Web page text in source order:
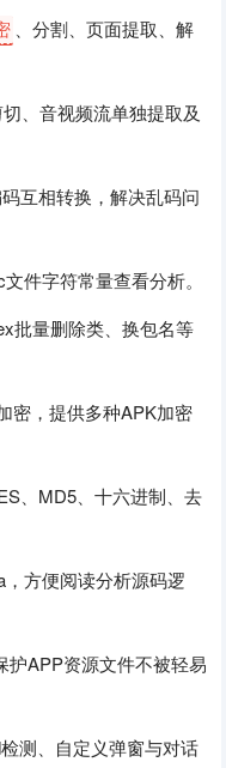
、分割、页面提取、解
、音视频流单独提取及
互相转换，解决乱码问
件字符常量查看分析。
批量删除类、换包名等
密，提供多种APK加密
、MD5、十六进制、去
方便阅读分析源码逻
护APP资源文件不被轻易
测、自定义弹窗与对话